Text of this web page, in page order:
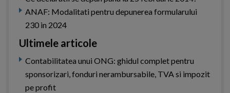
ANAF: Modalitati pentru depunerea formularului
230 in 2024
Ultimele articole
Contabilitatea unui ONG: ghidul complet pentru
sponsorizari, fonduri nerambursabile, TVA si impozit
pe profit